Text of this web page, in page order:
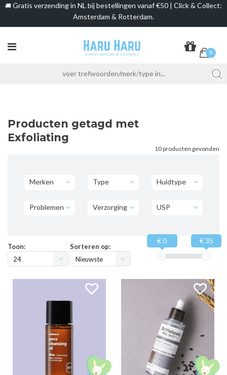
🚚 Gratis verzending in NL bij bestellingen vanaf €50 | Click & Collect:
Amsterdam & Rotterdam.
0
Producten getagd met
Exfoliating
10 producten gevonden
Merken Type Huidtype
Problemen Verzorging USP
Toon:
24
Sorteren op:
Nieuwste
€ 0 € 35